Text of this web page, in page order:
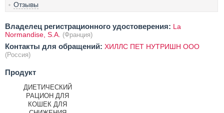
Отзывы
Владелец регистрационного удостоверения: La
Normandise, S.A. (Франция)
Контакты для обращений: ХИЛЛС ПЕТ НУТРИШН ООО
(Россия)
Продукт
ДИЕТИЧЕСКИЙ
РАЦИОН ДЛЯ
КОШЕК ДЛЯ